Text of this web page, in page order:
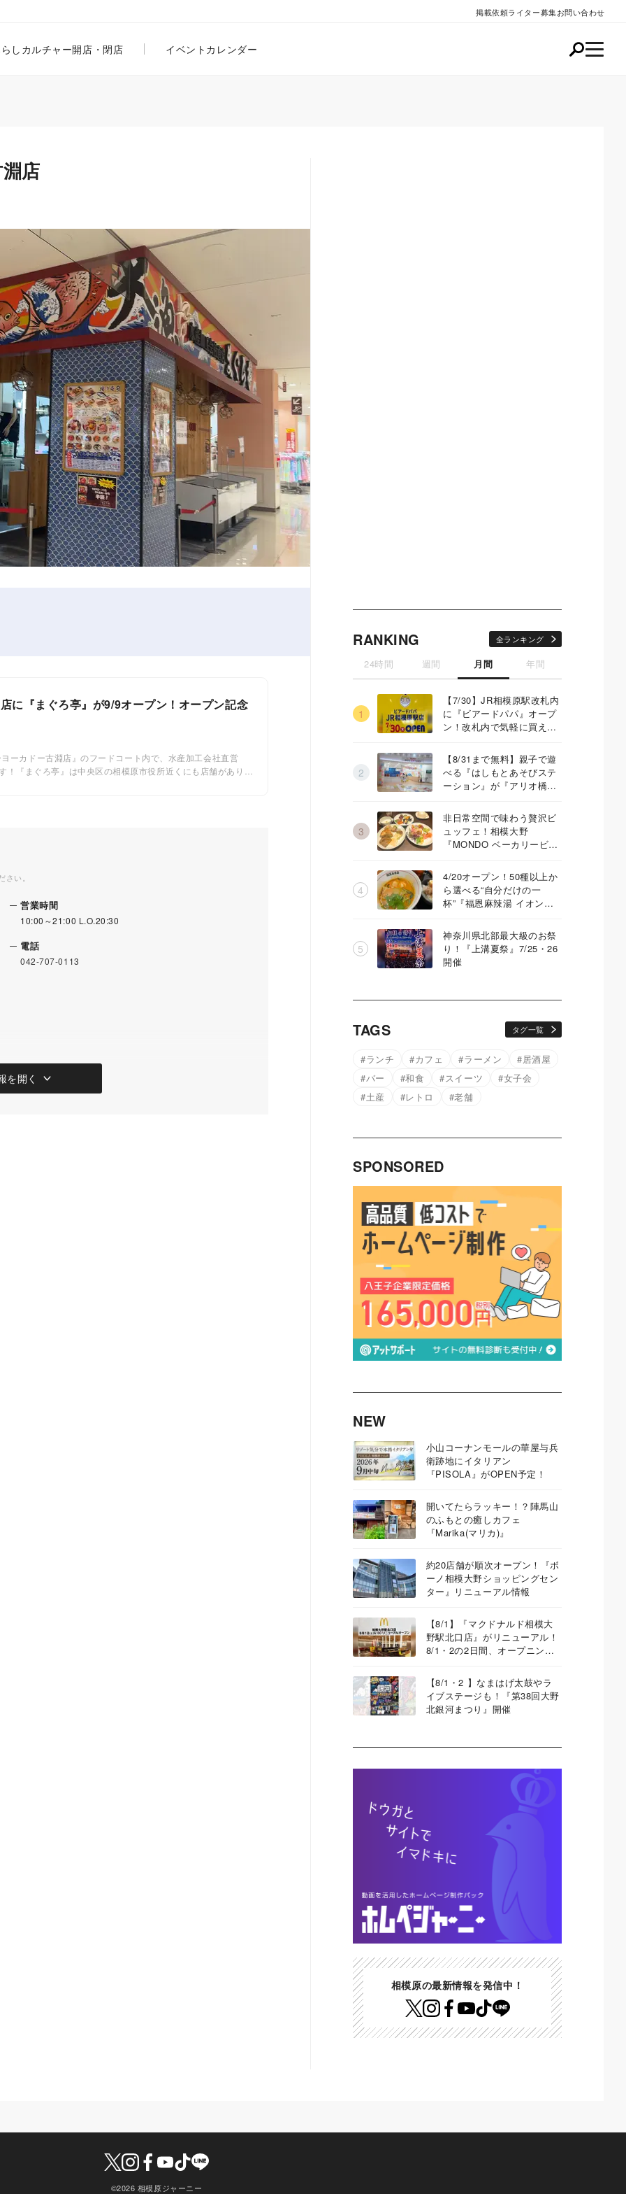
掲載依頼ライター募集お問い合わせ
し カルチャー開店・閉店 イベントカレンダー
店
に『まぐろ亭』が9/9オープン！オープン記念
ーカドー古淵店』のフードコート内で、水産加工会社直営
！『まぐろ亭』は中央区の相模原市役所近くにも店舗があり、
い。
営業時間
10:00～21:00 L.O.20:30
電話
042-707-0113
を開く
RANKING 全ランキング
24時間 週間 月間 年間
【7/30】JR相模原駅改札内
に『ビアードパパ』オープ
ン！改札内で気軽に買える
【8/31まで無料】親子で遊
べる『はしもとあそびステ
ーション』が『アリオ橋
非日常空間で味わう贅沢ビ
ュッフェ！相模大野
『MONDO ベーカリービュ
4/20オープン！50種以上か
ら選べる“自分だけの一
杯”『福恩麻辣湯 イオン橋
神奈川県北部最大級のお祭
り！『上溝夏祭』7/25・26
開催
TAGS タグ一覧
ランチ カフェ ラーメン
居酒屋
バー
和食 スイーツ
女子会
土産
レトロ 老舗
SPONSORED
NEW
小山コーナンモールの華屋与兵
衛跡地にイタリアン
『PISOLA』がOPEN予定！
開いてたらラッキー！？陣馬山
のふもとの癒しカフェ
『Marika(マリカ)』
約20店舗が順次オープン！『ボ
ーノ相模大野ショッピングセン
ター』リニューアル情報
【8/1】『マクドナルド相模大
野駅北口店』がリニューアル！
8/1・2の2日間、オープニング
【8/1・2 】なまはげ太鼓やラ
イブステージも！『第38回大野
北銀河まつり』開催
相模原の最新情報を発信中！
©2026 相模原ジャーニー